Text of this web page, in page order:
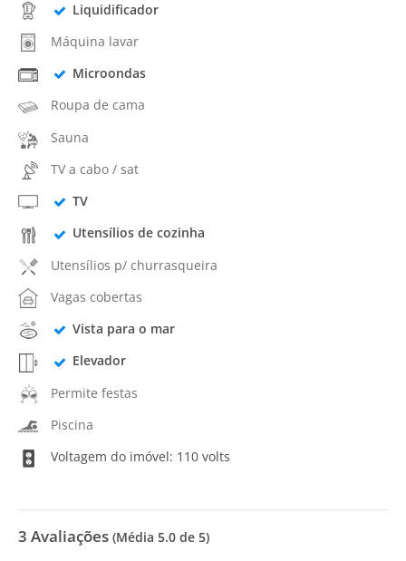
Liquidificador
Máquina lavar
Microondas
Roupa de cama
Sauna
TV a cabo / sat
TV
Utensílios de cozinha
Utensílios p/ churrasqueira
Vagas cobertas
Vista para o mar
Elevador
Permite festas
Piscina
Voltagem do imóvel: 110 volts
3 Avaliações (Média 5.0 de 5)